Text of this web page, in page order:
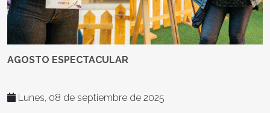
AGOSTO ESPECTACULAR
Lunes, 08 de septiembre de 2025